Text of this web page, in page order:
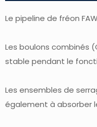
Le pipeline de fréon
Les boulons combinés
stable pendant le
Les ensembles de
également à absorber